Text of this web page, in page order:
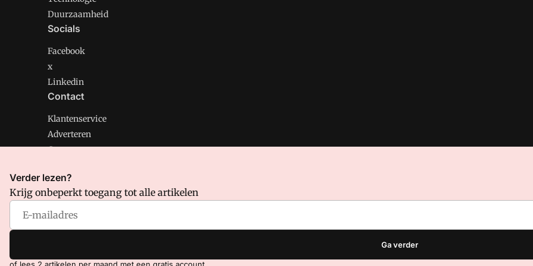
Duurzaamheid
Socials
Facebook
x
Linkedin
Contact
Klantenservice
Adverteren
Contact
CMweb is onderdeel van VMN media. Lees inons manifestwaar VMN media voor staat. Op gebruik van deze site zijn de
Voorwaarden
Verder lezen?
Krijg onbeperkt toegang tot alle artikelen
Ga verder